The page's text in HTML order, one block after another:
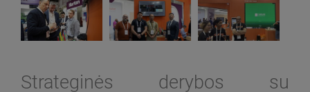
Strateginės derybos su